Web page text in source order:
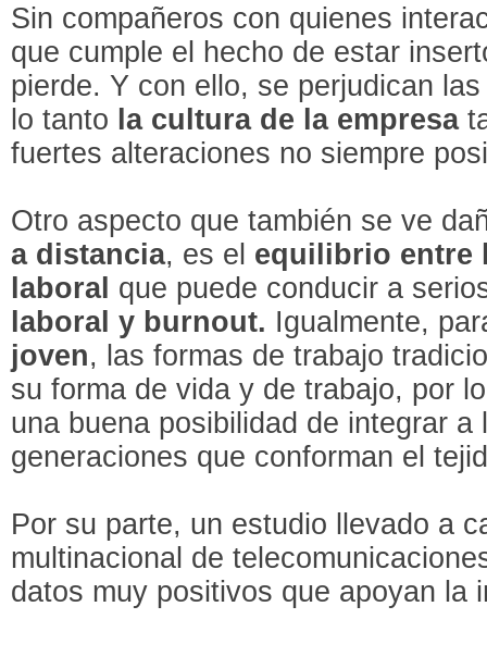
Sin compañeros con quienes
que cumple el hecho de estar
pierde. Y con ello, se perjudican
lo tanto la cultura de la empresa
fuertes alteraciones no siempre
Otro aspecto que también se ve
a distancia, es el equilibrio entre
laboral que puede conducir a
laboral y burnout. Igualmente,
joven, las formas de trabajo
su forma de vida y de trabajo, por
una buena posibilidad de integrar a
generaciones que conforman el
Por su parte, un estudio llevado a
multinacional de
datos muy positivos que apoyan la